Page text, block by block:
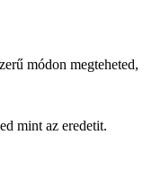
módon megteheted,
mint az eredetit.